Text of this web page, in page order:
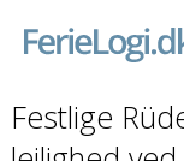
Festlige